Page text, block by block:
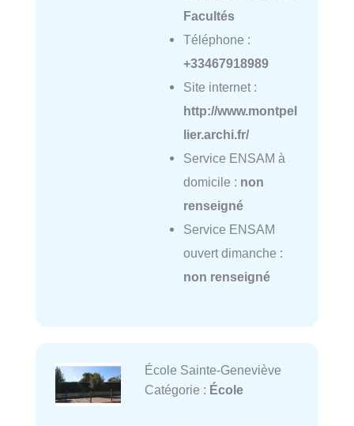
Facultés
Téléphone :
+33467918989
Site internet :
http://www.montpel
lier.archi.fr/
Service ENSAM à
domicile : non
renseigné
Service ENSAM
ouvert dimanche :
non renseigné
École Sainte-Geneviève
Catégorie : École